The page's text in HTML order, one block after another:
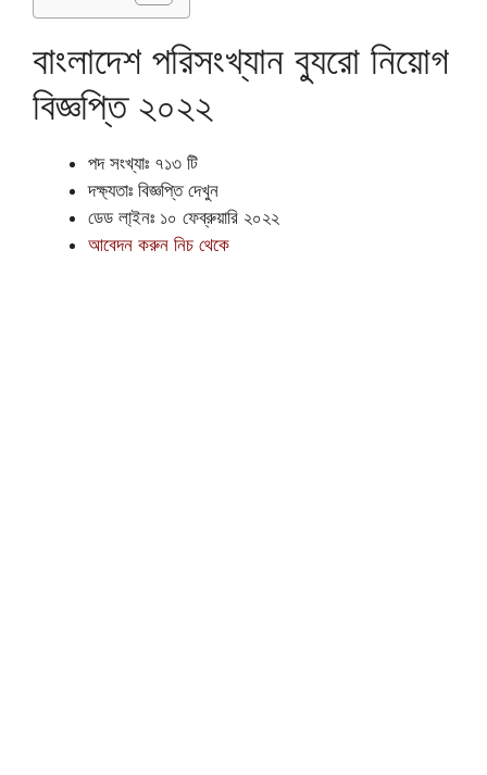
বাংলাদেশ পরিসংখ্যান ব্যুরো নিয়োগ
বিজ্ঞপ্তি ২০২২
পদ সংখ্যাঃ ৭১৩ টি
দক্ষ্যতাঃ বিজ্ঞপ্তি দেখুন
ডেড লা্ইনঃ ১০ ফেব্রুয়ারি ২০২২
আবেদন করুন নিচ থেকে